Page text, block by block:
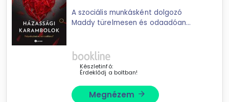
A szociális munkásként dolgozó
Maddy türelmesen és odaadóan
bántalmazó párjukkal küzdenek.
Készletinfó:
Érdeklődj a boltban!
Megnézem arrow_forward